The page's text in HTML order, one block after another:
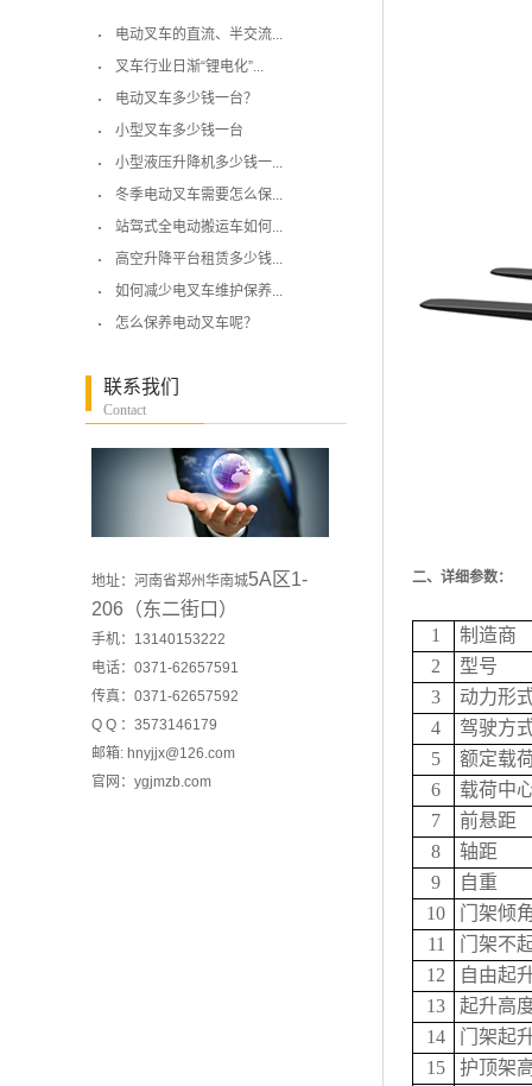
电动叉车的直流、半交流...
叉车行业日渐“锂电化”...
电动叉车多少钱一台？
小型叉车多少钱一台
小型液压升降机多少钱一...
冬季电动叉车需要怎么保...
站驾式全电动搬运车如何...
高空升降平台租赁多少钱...
如何减少电叉车维护保养...
怎么保养电动叉车呢？
联系我们
Contact
地址：河南省郑州华南城5A区1-
206（东二街口）
手机：13140153222
电话：0371-62657591
传真：0371-62657592
Q Q ：3573146179
邮箱: hnyjjx@126.com
官网： ygjmzb.com
二、详细参数：
1
制造商
2
型号
3
动力形
4
驾驶方
5
额定载
6
载荷中
7
前悬距
8
轴距
9
自重
10
门架倾
11
门架不
12
自由起
13
起升高
14
门架起
15
护顶架